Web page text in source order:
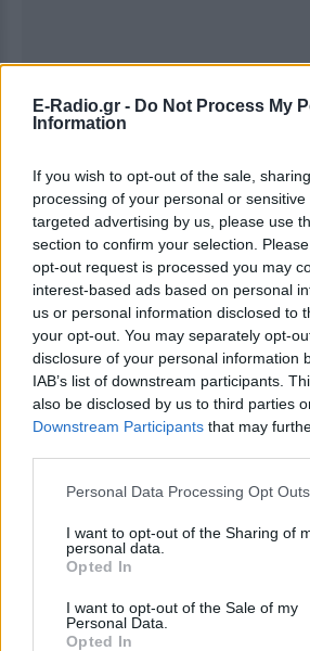
E-Radio.gr - Do Not Process My
Information
If you wish to opt-out of the sale,
processing of your personal or
targeted advertising by us, please use
section to confirm your selection.
opt-out request is processed you may
interest-based ads based on personal
us or personal information disclosed to
your opt-out. You may separately opt-
disclosure of your personal information
IAB’s list of downstream participants.
also be disclosed by us to third parties
Downstream Participants that may
Personal Data Processing Opt Outs
I want to opt-out of the Sharing of
personal data.
Opted In
I want to opt-out of the Sale of my
Personal Data.
Opted In
Ακολουθήστε το E-Radio.gr
και μάθετε πρώτοιτα πιο hot
ειδήσεωντου E-Daily.gr